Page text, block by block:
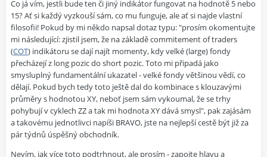
Co já vím, jestli bude ten či jiný indikátor fungovat na hodnotě 5 nebo
15? Ať si každý vyzkouší sám, co mu funguje, ale ať si najde vlastní
filosofii! Pokud by mi někdo napsal dotaz typu: "prosím okomentujte
mi následující: zjistil jsem, že na základě commitement of traders
(COT) indikátoru se dají najít momenty, kdy velké (large) fondy
přecházejí z long pozic do short pozic. Toto mi připadá jako
smysluplný fundamentální ukazatel - velké fondy většinou vědí, co
dělají. Pokud bych tedy toto ještě dal do kombinace s klouzavými
průměry s hodnotou XY, neboť jsem sám vykoumal, že se trhy
pohybují v cyklech ZZ a tak mi hodnota XY dává smysl", pak zajásám
a takovému jednotlivci napíši BRAVO, jste na nejlepší cestě být již za
pár týdnů úspěšný obchodník.
Nevím, jak více toto podtrhnout, ale prosím - zapojte hlavu a